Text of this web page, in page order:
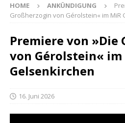
HOME ANKÜNDIGUNG
Großherzogin von Gérolstein« im MiR
Premiere von »Die
von Gérolstein« im
Gelsenkirchen
16. Juni 2026